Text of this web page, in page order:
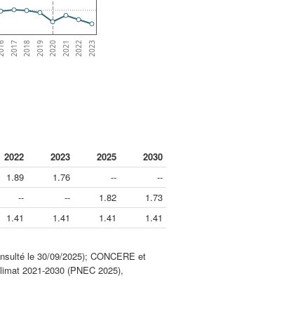
2017 2018 2019 2020 2021 2022 2023
2022 2023 2025
2030
1.89 1.76 --
--
-- -- 1.82
1.73
1.41 1.41 1.41
1.41
le 30/09/2025); CONCERE et
2021-2030 (PNEC 2025),